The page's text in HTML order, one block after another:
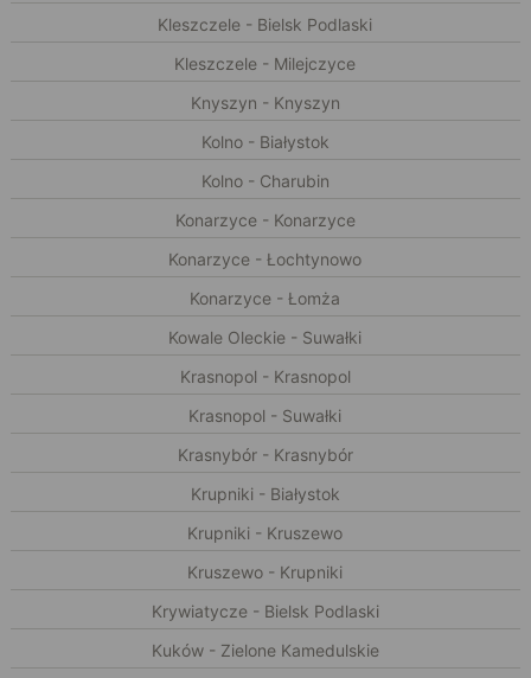
Kleszczele - Bielsk Podlaski
Kleszczele - Milejczyce
Knyszyn - Knyszyn
Kolno - Białystok
Kolno - Charubin
Konarzyce - Konarzyce
Konarzyce - Łochtynowo
Konarzyce - Łomża
Kowale Oleckie - Suwałki
Krasnopol - Krasnopol
Krasnopol - Suwałki
Krasnybór - Krasnybór
Krupniki - Białystok
Krupniki - Kruszewo
Kruszewo - Krupniki
Krywiatycze - Bielsk Podlaski
Kuków - Zielone Kamedulskie